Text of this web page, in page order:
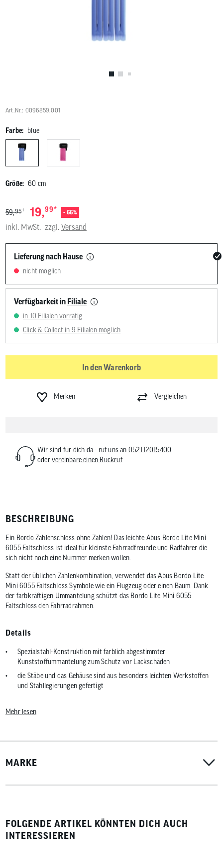
Art.Nr.: 0096859.001
Farbe: blue
Größe: 60 cm
59,95 1 19,99* - 66%
inkl. MwSt. zzgl. Versand
Lieferung nach Hause
nicht möglich
Verfügbarkeit in Filiale
in 10 Filialen vorrätig
Click & Collect in 9 Filialen möglich
In den Warenkorb
Merken Vergleichen
Wir sind für dich da - ruf uns an 052112015400
odervereinbare einen Rückruf
BESCHREIBUNG
Ein Bordo Zahlenschloss ohne Zahlen! Das leichte Abus Bordo Lite Mini
6055 Faltschloss ist ideal für kleinste Fahrradfreunde und Radfahrer die
sich nicht noch eine Nummer merken wollen.
Statt der üblichen Zahlenkombination, verwendet das Abus Bordo Lite
Mini 6055 Faltschloss Symbole wie ein Flugzeug oder einen Baum. Dank
der farbkräftigen Ummantelung schützt das Bordo Lite Mini 6055
Faltschloss den Fahrradrahmen.
Details
Spezialstahl-Konstruktion mit farblich abgestimmter
Kunststoffummantelung zum Schutz vor Lackschäden
die Stäbe und das Gehäuse sind aus besonders leichten Werkstoffen
und Stahllegierungen gefertigt
2-Komponenten-Walzen gewährleisten dauerhafte Lesbarkeit der
ca. 460 g
Mehr lesen
MARKE
FOLGENDE ARTIKEL KÖNNTEN DICH AUCH
INTERESSIEREN